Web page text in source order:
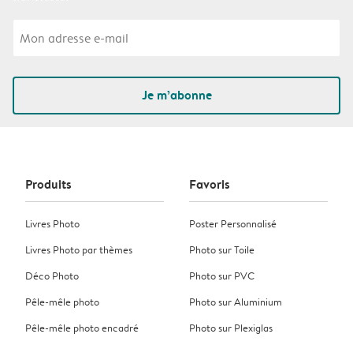
Je m’abonne
Produits
Livres Photo
Livres Photo par thèmes
Déco Photo
Pêle-mêle photo
Pêle-mêle photo encadré
Favoris
Poster Personnalisé
Photo sur Toile
Photo sur PVC
Photo sur Aluminium
Photo sur Plexiglas